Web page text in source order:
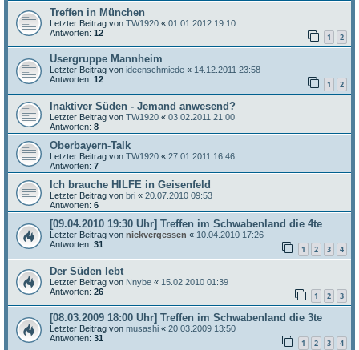
Treffen in München
Letzter Beitrag von TW1920 « 01.01.2012 19:10
Antworten: 12 1 2
Usergruppe Mannheim
Letzter Beitrag von ideenschmiede « 14.12.2011 23:58
Antworten: 12 1 2
Inaktiver Süden - Jemand anwesend?
Letzter Beitrag von TW1920 « 03.02.2011 21:00
Antworten: 8
Oberbayern-Talk
Letzter Beitrag von TW1920 « 27.01.2011 16:46
Antworten: 7
Ich brauche HILFE in Geisenfeld
Letzter Beitrag von bri « 20.07.2010 09:53
Antworten: 6
[09.04.2010 19:30 Uhr] Treffen im Schwabenland die 4te
Letzter Beitrag von nickvergessen « 10.04.2010 17:26
Antworten: 31 1 2 3 4
Der Süden lebt
Letzter Beitrag von Nnybe « 15.02.2010 01:39
Antworten: 26 1 2 3
[08.03.2009 18:00 Uhr] Treffen im Schwabenland die 3te
Letzter Beitrag von musashi « 20.03.2009 13:50
Antworten: 31 1 2 3 4